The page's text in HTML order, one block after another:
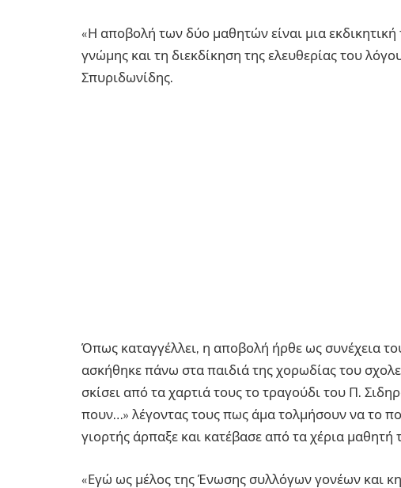
«Η αποβολή των δύο μαθητών είναι μια
γνώμης και τη διεκδίκηση της ελευθερίας του
Σπυριδωνίδης.
Όπως καταγγέλλει, η αποβολή ήρθε ως συνέχεια
ασκήθηκε πάνω στα παιδιά της χορωδίας του
σκίσει από τα χαρτιά τους το τραγούδι του Π.
πουν…» λέγοντας τους πως άμα τολμήσουν να το
γιορτής άρπαξε και κατέβασε από τα χέρια
«Εγώ ως μέλος της Ένωσης συλλόγων γονέων και